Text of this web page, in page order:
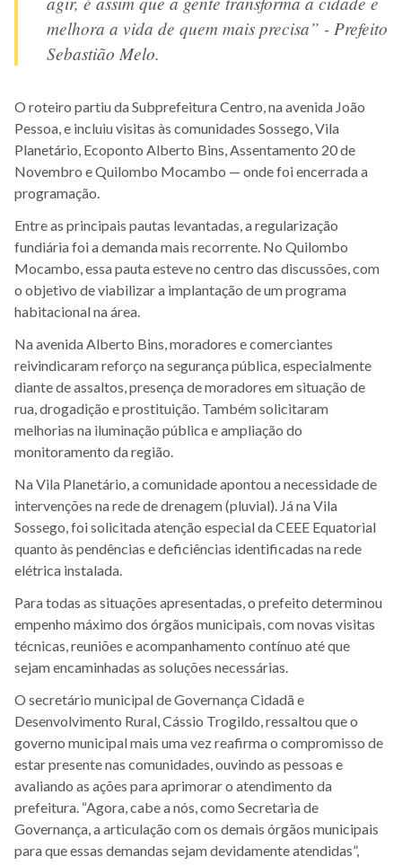
melhora a vida de quem mais precisa” - Prefeito
Sebastião Melo.
O roteiro partiu da Subprefeitura Centro, na avenida João
Pessoa, e incluiu visitas às comunidades Sossego, Vila
Planetário, Ecoponto Alberto Bins, Assentamento 20 de
Novembro e Quilombo Mocambo — onde foi encerrada a
programação.
Entre as principais pautas levantadas, a regularização
fundiária foi a demanda mais recorrente. No Quilombo
Mocambo, essa pauta esteve no centro das discussões, com
o objetivo de viabilizar a implantação de um programa
habitacional na área.
Na avenida Alberto Bins, moradores e comerciantes
reivindicaram reforço na segurança pública, especialmente
diante de assaltos, presença de moradores em situação de
rua, drogadição e prostituição. Também solicitaram
melhorias na iluminação pública e ampliação do
monitoramento da região.
Na Vila Planetário, a comunidade apontou a necessidade de
intervenções na rede de drenagem (pluvial). Já na Vila
Sossego, foi solicitada atenção especial da CEEE Equatorial
quanto às pendências e deficiências identificadas na rede
elétrica instalada.
Para todas as situações apresentadas, o prefeito determinou
empenho máximo dos órgãos municipais, com novas visitas
técnicas, reuniões e acompanhamento contínuo até que
sejam encaminhadas as soluções necessárias.
O secretário municipal de Governança Cidadã e
Desenvolvimento Rural, Cássio Trogildo, ressaltou que o
governo municipal mais uma vez reafirma o compromisso de
estar presente nas comunidades, ouvindo as pessoas e
avaliando as ações para aprimorar o atendimento da
prefeitura. “Agora, cabe a nós, como Secretaria de
Governança, a articulação com os demais órgãos municipais
para que essas demandas sejam devidamente atendidas”,